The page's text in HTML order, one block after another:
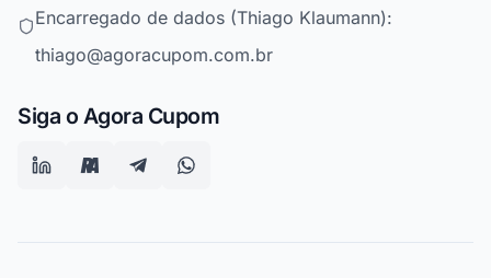
Encarregado de dados (Thiago Klaumann):
thiago@agoracupom.com.br
Siga o Agora Cupom